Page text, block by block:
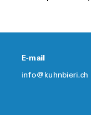
E-mail
info@kuhnbieri.ch